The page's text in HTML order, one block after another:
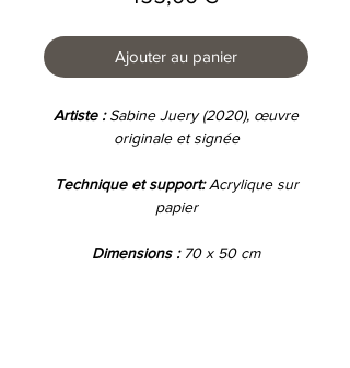
Ajouter au panier
Artiste :Sabine Juery (2020), œuvre
originale et signée
Technique et support:Acrylique sur
papier
Dimensions :70x 50 cm